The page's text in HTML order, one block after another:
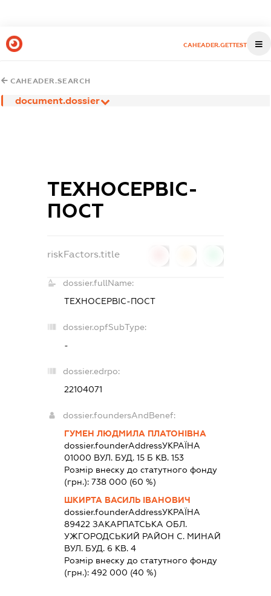
CAHEADER.GETTEST
CAHEADER.SEARCH
document.dossier
ТЕХНОСЕРВІС-
ПОСТ
riskFactors.title
dossier.fullName:
ТЕХНОСЕРВІС-ПОСТ
dossier.opfSubType:
-
dossier.edrpo:
22104071
dossier.foundersAndBenef:
ГУМЕН ЛЮДМИЛА ПЛАТОНІВНА
dossier.founderAddressУКРАЇНА
01000 ВУЛ. БУД. 15 Б КВ. 153
Розмір внеску до статутного фонду
(грн.): 738 000 (60 %)
ШКИРТА ВАСИЛЬ ІВАНОВИЧ
dossier.founderAddressУКРАЇНА
89422 ЗАКАРПАТСЬКА ОБЛ.
УЖГОРОДСЬКИЙ РАЙОН С. МИНАЙ
ВУЛ. БУД. 6 КВ. 4
Розмір внеску до статутного фонду
(грн.): 492 000 (40 %)